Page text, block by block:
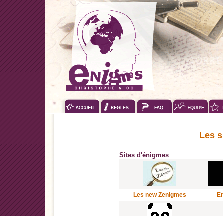
Les
Sites d'énigmes
Les new Zenigmes